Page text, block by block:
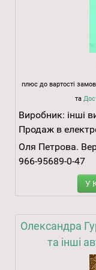
плюс до вартості
та
Виробник: інші
Продаж в
Оля Петрова.
966-95689-0-47
У
Олександра
та інші